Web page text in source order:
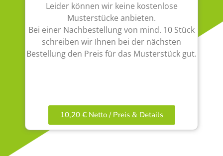
Leider können wir keine kostenlose
Musterstücke anbieten.
Bei einer Nachbestellung von mind. 10 Stück
schreiben wir Ihnen bei der nächsten
Bestellung den Preis für das Musterstück gut.
10,20 € Netto / Preis & Details